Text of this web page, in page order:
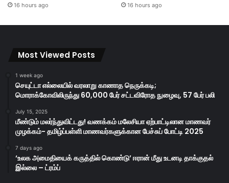
16 hours ago 16 hours ago
Most Viewed Posts
1 week ago
செயுட்டா எல்லையில் வரலாறு காணாத நெருக்கடி;
மொராக்கோவிலிருந்து 60,000 பேர் சட்டவிரோத நுழைவு, 57 பேர் பலி
July 15, 2025
மீண்டும் மலர்ந்துவிட்டது! வணக்கம் மலேசியா ஏற்பாட்டிலான மாணவர்
முழக்கம்- தமிழ்ப்பள்ளி மாணவர்களுக்கான பேச்சுப் போட்டி 2025
7 days ago
‘உலக அமைதியைக் கருத்தில் கொண்டு’ ஈரான் மீது உடனடி தாக்குதல்
இல்லை – ட்ரம்ப்